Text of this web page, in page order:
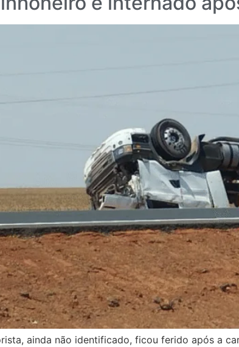
ainda não identificado, ficou ferido após a